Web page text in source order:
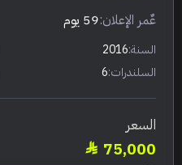
عٌمر الإعلان:59 يوم
السنة:2016
السلندرات:6
السعر
75,000